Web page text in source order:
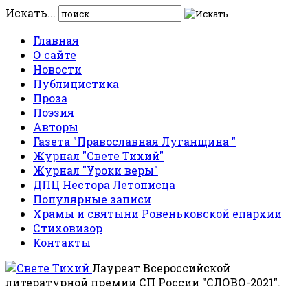
Искать...
Главная
О сайте
Новости
Публицистика
Проза
Поэзия
Авторы
Газета "Православная Луганщина "
Журнал "Свете Тихий"
Журнал "Уроки веры"
ДПЦ Нестора Летописца
Популярные записи
Храмы и святыни Ровеньковской епархии
Стиховизор
Контакты
Лауреат Всероссийской
литературной премии СП России "СЛОВО-2021".